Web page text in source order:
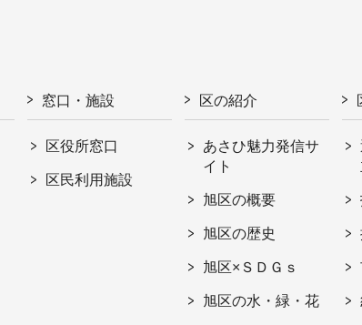
窓口・施設
区役所窓口
区民利用施設
区の紹介
あさひ魅力発信サ
イト
旭区の概要
旭区の歴史
旭区×ＳＤＧｓ
旭区の水・緑・花